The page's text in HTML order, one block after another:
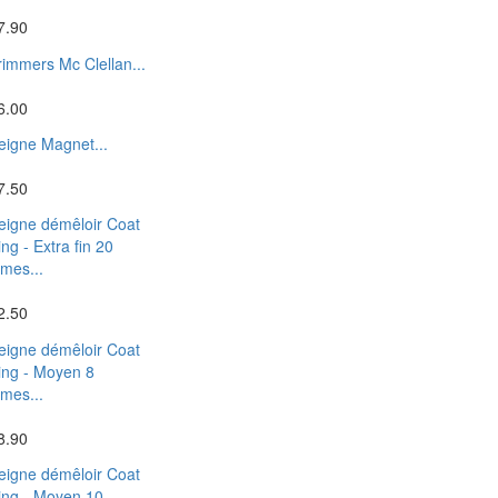
Mc Clellan...
Magnet...
démêloir Coat
- Extra fin 20
démêloir Coat
- Moyen 8
démêloir Coat